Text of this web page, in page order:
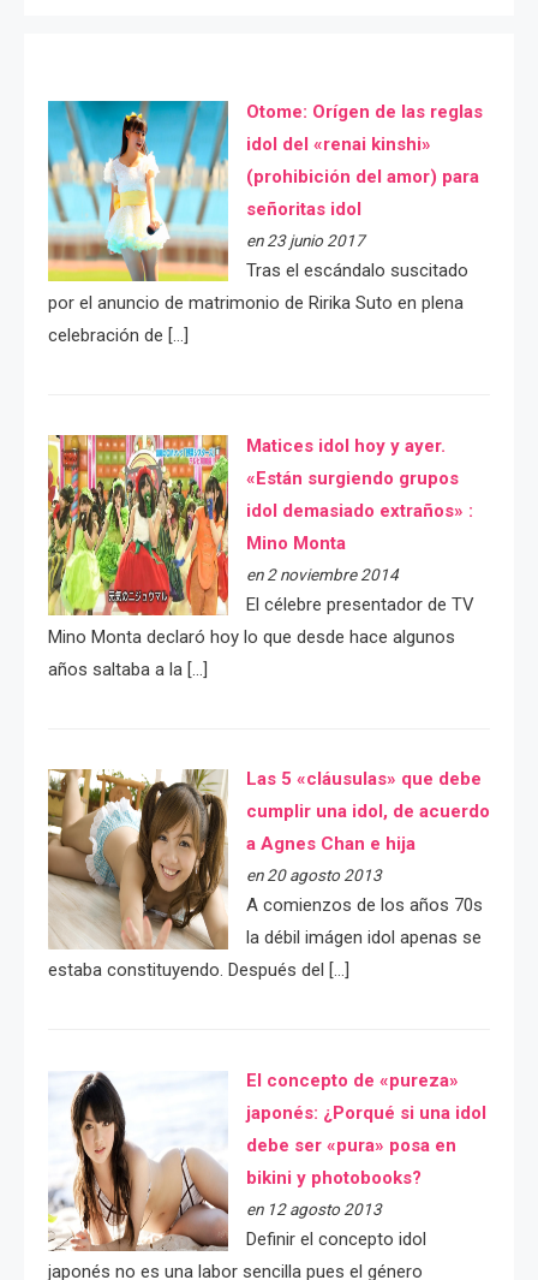
Otome: Orígen de las reglas
idol del «renai kinshi»
(prohibición del amor) para
señoritas idol
en 23 junio 2017
Tras el escándalo suscitado
por el anuncio de matrimonio de Ririka Suto en plena
celebración de […]
Matices idol hoy y ayer.
«Están surgiendo grupos
idol demasiado extraños» :
Mino Monta
en 2 noviembre 2014
El célebre presentador de TV
Mino Monta declaró hoy lo que desde hace algunos
años saltaba a la […]
Las 5 «cláusulas» que debe
cumplir una idol, de acuerdo
a Agnes Chan e hija
en 20 agosto 2013
A comienzos de los años 70s
la débil imágen idol apenas se
estaba constituyendo. Después del […]
El concepto de «pureza»
japonés: ¿Porqué si una idol
debe ser «pura» posa en
bikini y photobooks?
en 12 agosto 2013
Definir el concepto idol
japonés no es una labor sencilla pues el género